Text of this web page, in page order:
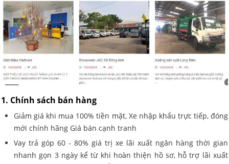
1. Chính sách bán hàng
Giảm giá khi mua 100% tiền mặt, Xe nhập khẩu trực tiếp, đóng
mới chính hãng Giá bán cạnh tranh
Vay trả góp 60 - 80% giá trị xe lãi xuất ngân hàng thời gian
nhanh gọn 3 ngày kể từ khi hoàn thiện hồ sơ, hỗ trợ lãi xuất